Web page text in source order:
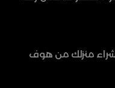
منزلك من هوف